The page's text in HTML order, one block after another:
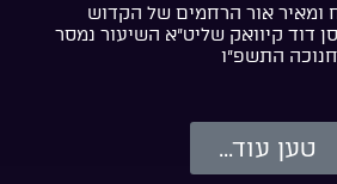
ומאיר אור הרחמים של הקדוש
דוד קיוואק שליט”א השיעור נמסר
התשפ”ו
טען עוד...